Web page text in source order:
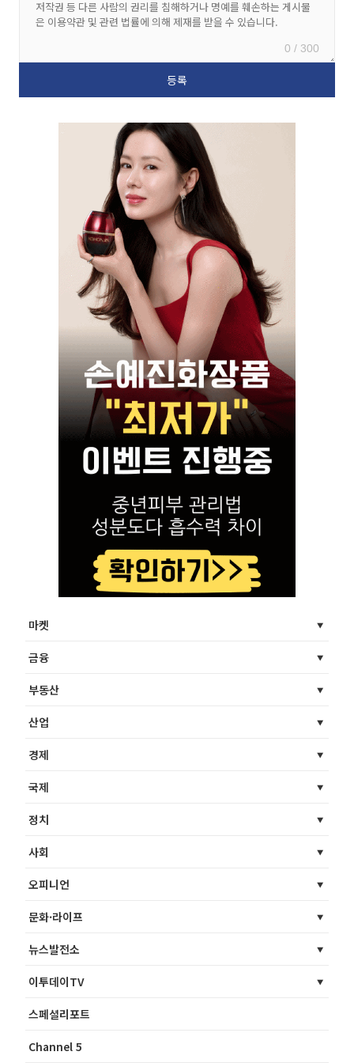
0 / 300
마켓
금융
부동산
산업
경제
국제
정치
사회
오피니언
문화·라이프
뉴스발전소
이투데이TV
스페셜리포트
Channel 5